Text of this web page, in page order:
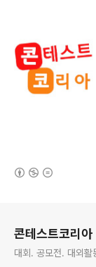
콘테스트코리아
대회. 공모전. 대외활